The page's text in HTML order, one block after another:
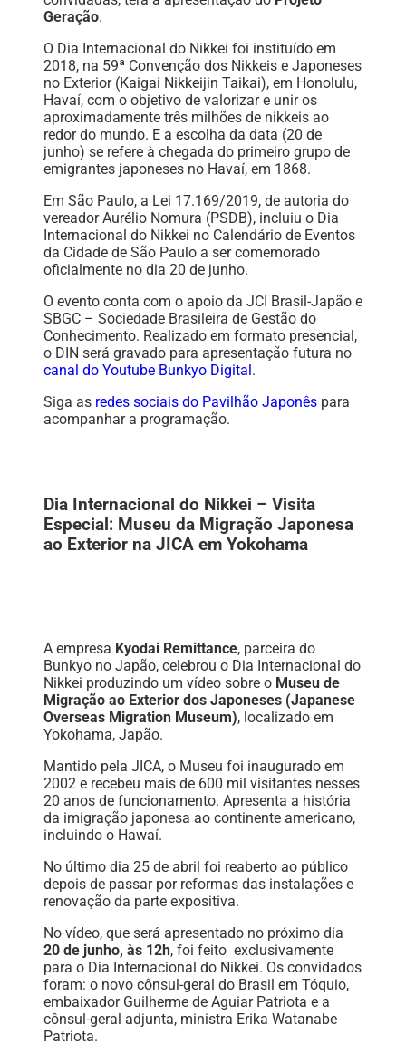
Geração.
O Dia Internacional do Nikkei foi instituído em
2018, na 59ª Convenção dos Nikkeis e Japoneses
no Exterior (Kaigai Nikkeijin Taikai), em Honolulu,
Havaí, com o objetivo de valorizar e unir os
aproximadamente três milhões de nikkeis ao
redor do mundo. E a escolha da data (20 de
junho) se refere à chegada do primeiro grupo de
emigrantes japoneses no Havaí, em 1868.
Em São Paulo, a Lei 17.169/2019, de autoria do
vereador Aurélio Nomura (PSDB), incluiu o Dia
Internacional do Nikkei no Calendário de Eventos
da Cidade de São Paulo a ser comemorado
oficialmente no dia 20 de junho.
O evento conta com o apoio da JCI Brasil-Japão e
SBGC – Sociedade Brasileira de Gestão do
Conhecimento. Realizado em formato presencial,
o DIN será gravado para apresentação futura no
canal do Youtube Bunkyo Digital.
Siga as redes sociais do Pavilhão Japonês para
acompanhar a programação.
Dia Internacional do Nikkei – Visita
Especial: Museu da Migração Japonesa
ao Exterior na JICA em Yokohama
A empresa Kyodai Remittance, parceira do
Bunkyo no Japão, celebrou o Dia Internacional do
Nikkei produzindo um vídeo sobre o Museu de
Migração ao Exterior dos Japoneses (Japanese
Overseas Migration Museum), localizado em
Yokohama, Japão.
Mantido pela JICA, o Museu foi inaugurado em
2002 e recebeu mais de 600 mil visitantes nesses
20 anos de funcionamento. Apresenta a história
da imigração japonesa ao continente americano,
incluindo o Hawaí.
No último dia 25 de abril foi reaberto ao público
depois de passar por reformas das instalações e
renovação da parte expositiva.
No vídeo, que será apresentado no próximo dia
20 de junho, às 12h, foi feito exclusivamente
para o Dia Internacional do Nikkei. Os convidados
foram: o novo cônsul-geral do Brasil em Tóquio,
embaixador Guilherme de Aguiar Patriota e a
cônsul-geral adjunta, ministra Erika Watanabe
Patriota.